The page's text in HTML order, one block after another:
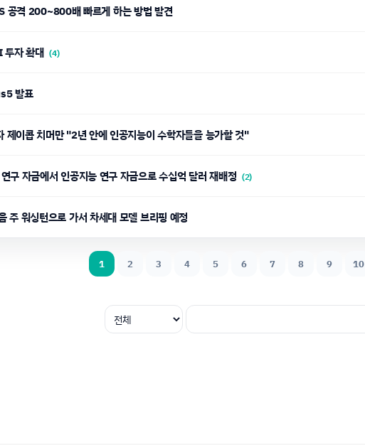
공격 200~800배 빠르게 하는 방법 발견
투자 확대 (4)
발표
제이콥 치머만 "2년 안에 인공지능이 수학자들을 능가할 것"
구 자금에서 인공지능 연구 자금으로 수십억 달러 재배정 (2)
주 워싱턴으로 가서 차세대 모델 브리핑 예정
1 2 3 4 5 6 7 8 9 10